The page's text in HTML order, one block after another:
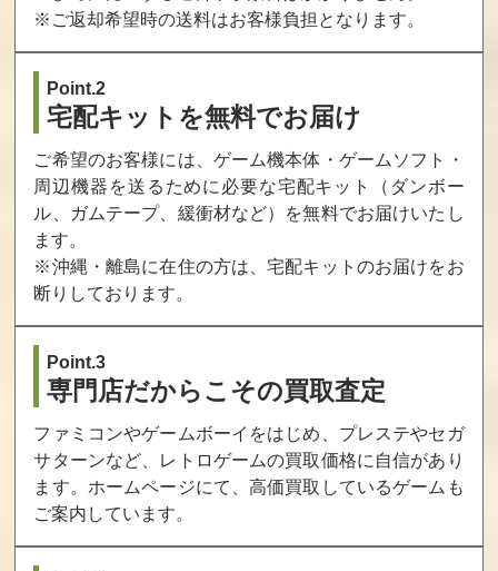
買取価格
172
買取価格
101
※ご返却希望時の送料はお客様負担となります。
Point.2
宅配キットを無料でお届け
ご希望のお客様には、ゲーム機本体・ゲームソフト・
周辺機器を送るために必要な宅配キット（ダンボー
ル、ガムテープ、緩衝材など）を無料でお届けいたし
ます。
※沖縄・離島に在住の方は、宅配キットのお届けをお
断りしております。
Point.3
専門店だからこその買取査定
ファミコンやゲームボーイをはじめ、プレステやセガ
サターンなど、レトロゲームの買取価格に自信があり
ます。ホームページにて、高価買取しているゲームも
ご案内しています。